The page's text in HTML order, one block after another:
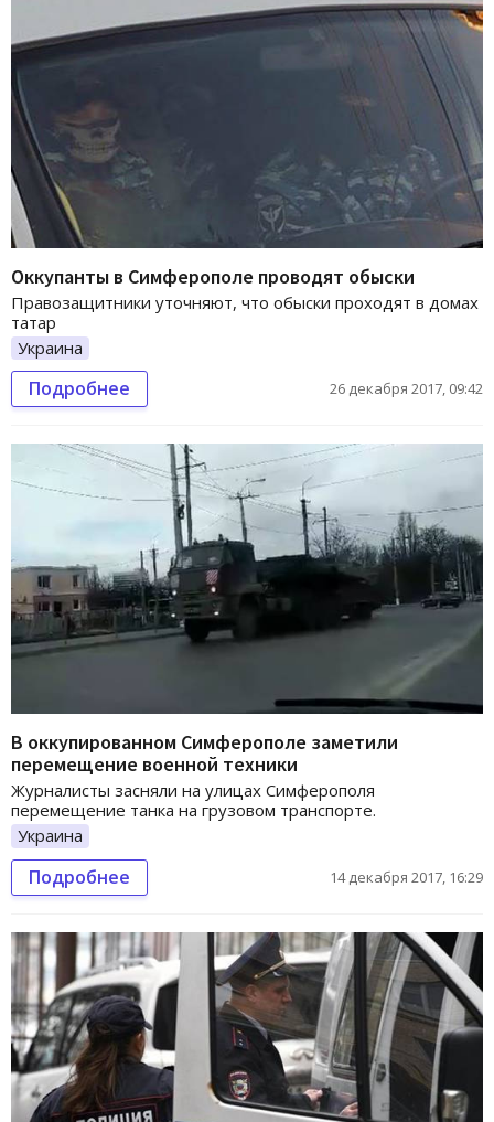
Оккупанты в Симферополе проводят обыски
Правозащитники уточняют, что обыски проходят в домах
татар
Украина
Подробнее 26 декабря 2017, 09:42
В оккупированном Симферополе заметили
перемещение военной техники
Журналисты засняли на улицах Симферополя
перемещение танка на грузовом транспорте.
Украина
Подробнее 14 декабря 2017, 16:29